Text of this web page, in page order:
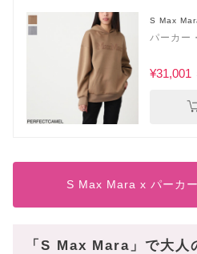
S Max
パーカー
¥31,001
S Max Mara x パーカ
「S Max Mara」で大人